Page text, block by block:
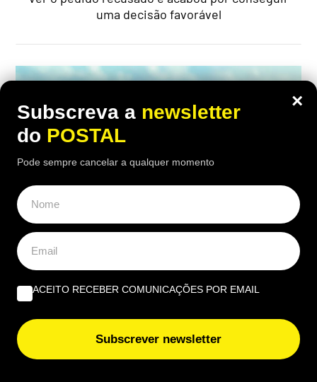
uma decisão favorável
MUNDO,VIDA & LAZER
“Com 1.000€/mês temos tudo aqui”:
reformados franceses rendidos a
destino paradisíaco a 2 h de Portugal
×
Subscreva a newsletter
do POSTAL
Pode sempre cancelar a qualquer momento
ACEITO RECEBER COMUNICAÇÕES POR EMAIL
Subscrever newsletter